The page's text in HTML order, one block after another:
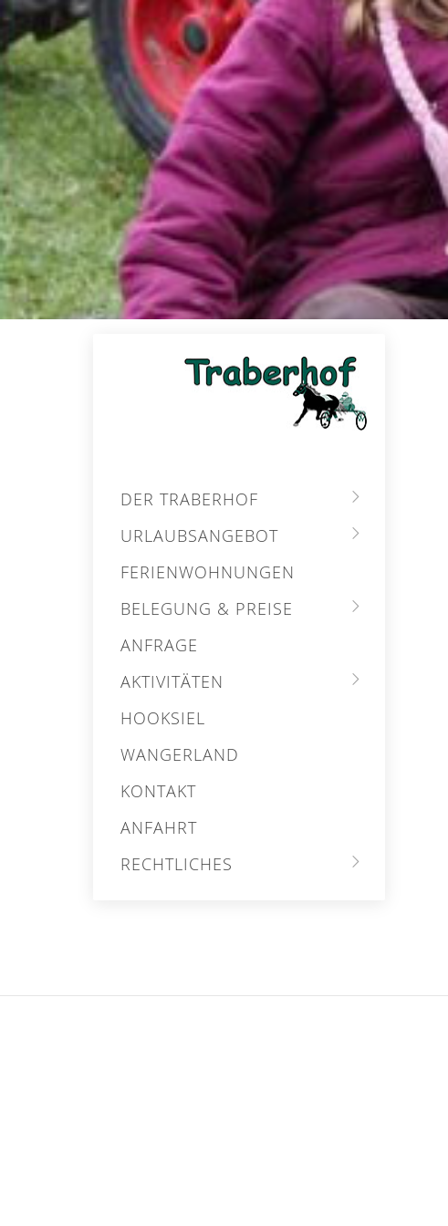
Skip to main content
DER TRABERHOF
URLAUBSANGEBOT
FERIENWOHNUNGEN
BELEGUNG & PREISE
ANFRAGE
AKTIVITÄTEN
HOOKSIEL
WANGERLAND
KONTAKT
ANFAHRT
RECHTLICHES